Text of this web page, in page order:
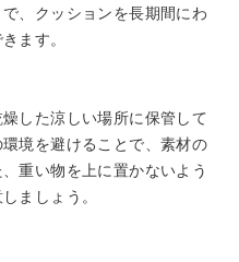
、クッションを長期間にわ
ます。
した涼しい場所に保管して
境を避けることで、素材の
重い物を上に置かないよう
ましょう。